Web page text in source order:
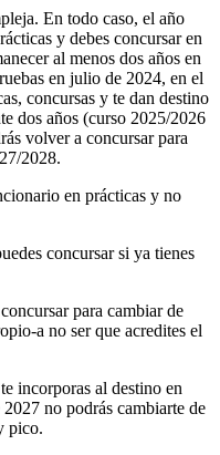
En todo caso, el año
y debes concursar en
al menos dos años en
en julio de 2024, en el
concursas y te dan destino
dos años (curso 2025/2026
volver a concursar para
2028.
en prácticas y no
concursar si ya tienes
para cambiar de
a no ser que acredites el
incorporas al destino en
no podrás cambiarte de
pico.